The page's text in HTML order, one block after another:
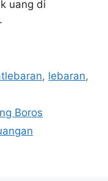
uang di
, lebaran,
Boros